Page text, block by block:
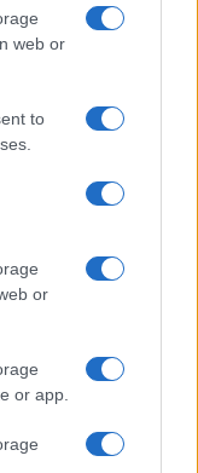
web or
to
or
or app.
la
Intanto
altri due
in
testimone di
È sufficiente
essere sempre